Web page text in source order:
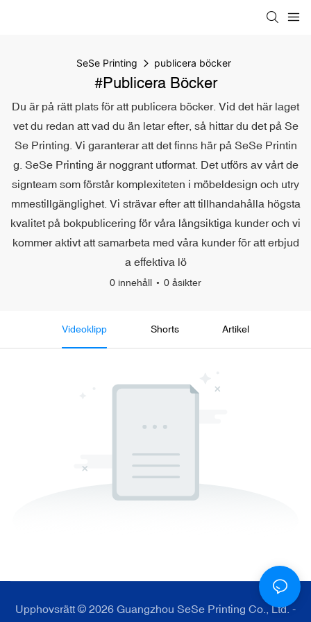
SeSe Printing publicera böcker
#publicera Böcker
Du är på rätt plats för att publicera böcker. Vid det här laget
vet du redan att vad du än letar efter, så hittar du det på Se
Se Printing. Vi garanterar att det finns här på SeSe Printin
g. SeSe Printing är noggrant utformat. Det utförs av vårt de
signteam som förstår komplexiteten i möbeldesign och utry
mmestillgänglighet. Vi strävar efter att tillhandahålla högsta
kvalitet på bokpublicering för våra långsiktiga kunder och vi
kommer aktivt att samarbeta med våra kunder för att erbjud
a effektiva lö
0 innehåll 0 åsikter
Videoklipp Shorts Artikel
Upphovsrätt © 2026 Guangzhou SeSe Printing Co., Ltd. -